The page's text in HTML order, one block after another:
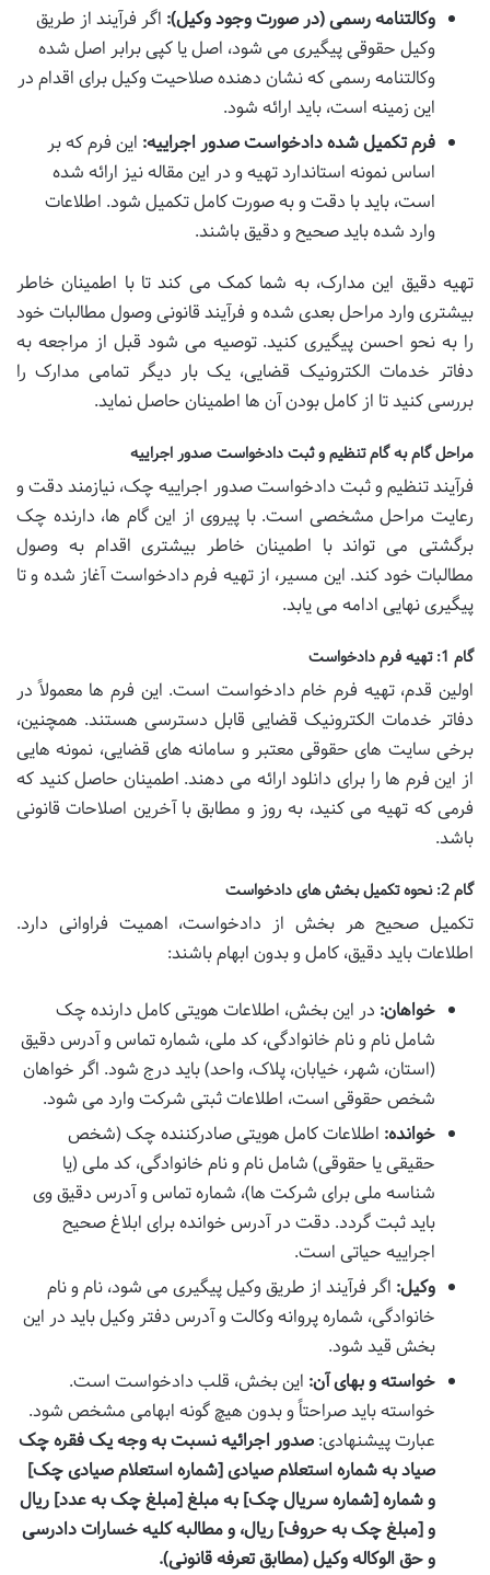
وکالتنامه رسمی (در صورت وجود وکیل): اگر فرآیند از طریق
وکیل حقوقی پیگیری می شود، اصل یا کپی برابر اصل شده
وکالتنامه رسمی که نشان دهنده صلاحیت وکیل برای اقدام در
این زمینه است، باید ارائه شود.
فرم تکمیل شده دادخواست صدور اجراییه: این فرم که بر
اساس نمونه استاندارد تهیه و در این مقاله نیز ارائه شده
است، باید با دقت و به صورت کامل تکمیل شود. اطلاعات
وارد شده باید صحیح و دقیق باشند.
تهیه دقیق این مدارک، به شما کمک می کند تا با اطمینان خاطر
بیشتری وارد مراحل بعدی شده و فرآیند قانونی وصول مطالبات خود
را به نحو احسن پیگیری کنید. توصیه می شود قبل از مراجعه به
دفاتر خدمات الکترونیک قضایی، یک بار دیگر تمامی مدارک را
بررسی کنید تا از کامل بودن آن ها اطمینان حاصل نماید.
مراحل گام به گام تنظیم و ثبت دادخواست صدور اجراییه
فرآیند تنظیم و ثبت دادخواست صدور اجراییه چک، نیازمند دقت و
رعایت مراحل مشخصی است. با پیروی از این گام ها، دارنده چک
برگشتی می تواند با اطمینان خاطر بیشتری اقدام به وصول
مطالبات خود کند. این مسیر، از تهیه فرم دادخواست آغاز شده و تا
پیگیری نهایی ادامه می یابد.
گام 1: تهیه فرم دادخواست
اولین قدم، تهیه فرم خام دادخواست است. این فرم ها معمولاً در
دفاتر خدمات الکترونیک قضایی قابل دسترسی هستند. همچنین،
برخی سایت های حقوقی معتبر و سامانه های قضایی، نمونه هایی
از این فرم ها را برای دانلود ارائه می دهند. اطمینان حاصل کنید که
فرمی که تهیه می کنید، به روز و مطابق با آخرین اصلاحات قانونی
باشد.
گام 2: نحوه تکمیل بخش های دادخواست
تکمیل صحیح هر بخش از دادخواست، اهمیت فراوانی دارد.
اطلاعات باید دقیق، کامل و بدون ابهام باشند:
خواهان: در این بخش، اطلاعات هویتی کامل دارنده چک
شامل نام و نام خانوادگی، کد ملی، شماره تماس و آدرس دقیق
(استان، شهر، خیابان، پلاک، واحد) باید درج شود. اگر خواهان
شخص حقوقی است، اطلاعات ثبتی شرکت وارد می شود.
خوانده: اطلاعات کامل هویتی صادرکننده چک (شخص
حقیقی یا حقوقی) شامل نام و نام خانوادگی، کد ملی (یا
شناسه ملی برای شرکت ها)، شماره تماس و آدرس دقیق وی
باید ثبت گردد. دقت در آدرس خوانده برای ابلاغ صحیح
اجراییه حیاتی است.
وکیل: اگر فرآیند از طریق وکیل پیگیری می شود، نام و نام
خانوادگی، شماره پروانه وکالت و آدرس دفتر وکیل باید در این
بخش قید شود.
خواسته و بهای آن: این بخش، قلب دادخواست است.
خواسته باید صراحتاً و بدون هیچ گونه ابهامی مشخص شود.
عبارت پیشنهادی: صدور اجرائیه نسبت به وجه یک فقره چک
صیاد به شماره استعلام صیادی [شماره استعلام صیادی چک]
و شماره [شماره سریال چک] به مبلغ [مبلغ چک به عدد] ریال
و [مبلغ چک به حروف] ریال، و مطالبه کلیه خسارات دادرسی
و حق الوکاله وکیل (مطابق تعرفه قانونی).